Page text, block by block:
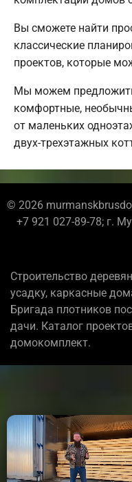
Вы сможете найти
классические
проектов, которые
Мы можем
комфортные,
от маленьких
двух-трехэтажных
© 2026
+7 921 027-89-78; г.
Строительство
усадку, каркасные
Бригада плотников
дачи. Каталог
домокомплект.